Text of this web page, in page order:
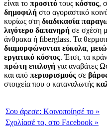
είναι το προσιτό τους κόστος,
δημοφιλή στο αγοραστικό
κυρίως στη διαδικασία
λιγότερο δαπανηρή σε σχέση
άνθρακα ή fiberglass. Τα
διαμορφώνονται εύκολα,
εργατικό κόστος. Έτσι, τα
πρώτη επιλογή για αναβάτες
και από περιορισμούς σε
στοιχεία που ο καταναλωτής
Σου άρεσε: Κοινοποίησέ το »
Σχολίασέ το, στο Facebook »